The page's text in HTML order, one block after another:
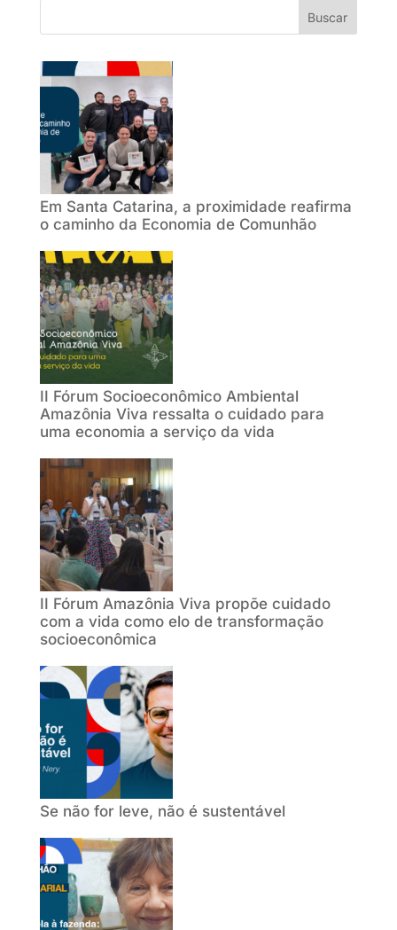
Buscar
Em Santa Catarina, a proximidade reafirma
o caminho da Economia de Comunhão
II Fórum Socioeconômico Ambiental
Amazônia Viva ressalta o cuidado para
uma economia a serviço da vida
II Fórum Amazônia Viva propõe cuidado
com a vida como elo de transformação
socioeconômica
Se não for leve, não é sustentável